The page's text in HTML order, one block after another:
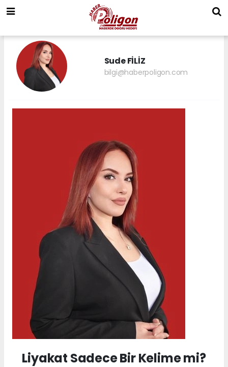
Sude FİLİZ
bilgi@haberpoligon.com
Liyakat Sadece Bir Kelime mi?